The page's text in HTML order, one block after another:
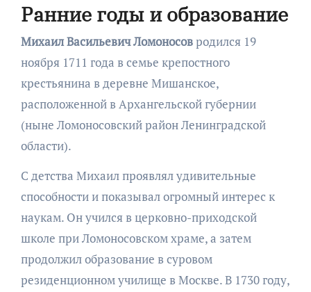
Ранние годы и образование
Михаил Васильевич Ломоносовродился 19
ноября 1711 года в семье крепостного
крестьянина в деревне Мишанское,
расположенной в Архангельской губернии
(ныне Ломоносовский район Ленинградской
области).
С детства Михаил проявлял удивительные
способности и показывал огромный интерес к
наукам. Он учился в церковно-приходской
школе при Ломоносовском храме, а затем
продолжил образование в суровом
резиденционном училище в Москве. В 1730 году,